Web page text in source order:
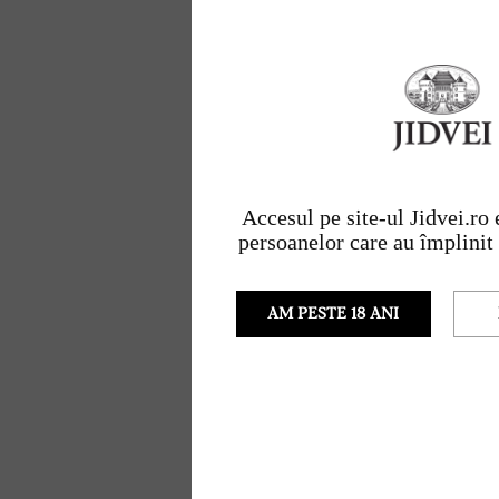
Accesul pe site-ul Jidvei.ro
persoanelor care au împlinit
AM PESTE 18 ANI